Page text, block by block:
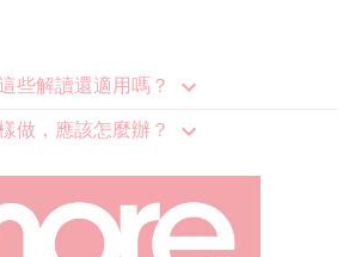
些解讀還適用嗎？
做，應該怎麼辦？